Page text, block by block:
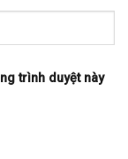
trình duyệt này